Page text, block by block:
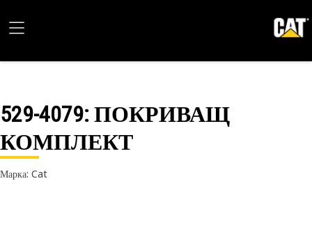
529-4079: ПОКРИВАЩ
КОМПЛЕКТ
Марка: Cat